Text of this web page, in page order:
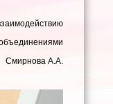
Смирнова А.А.